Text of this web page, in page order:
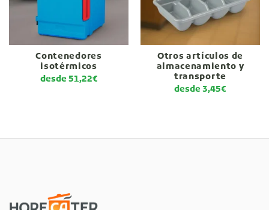
Contenedores
isotérmicos
desde51,22€
Otros artículos de
almacenamiento y
transporte
desde3,45€